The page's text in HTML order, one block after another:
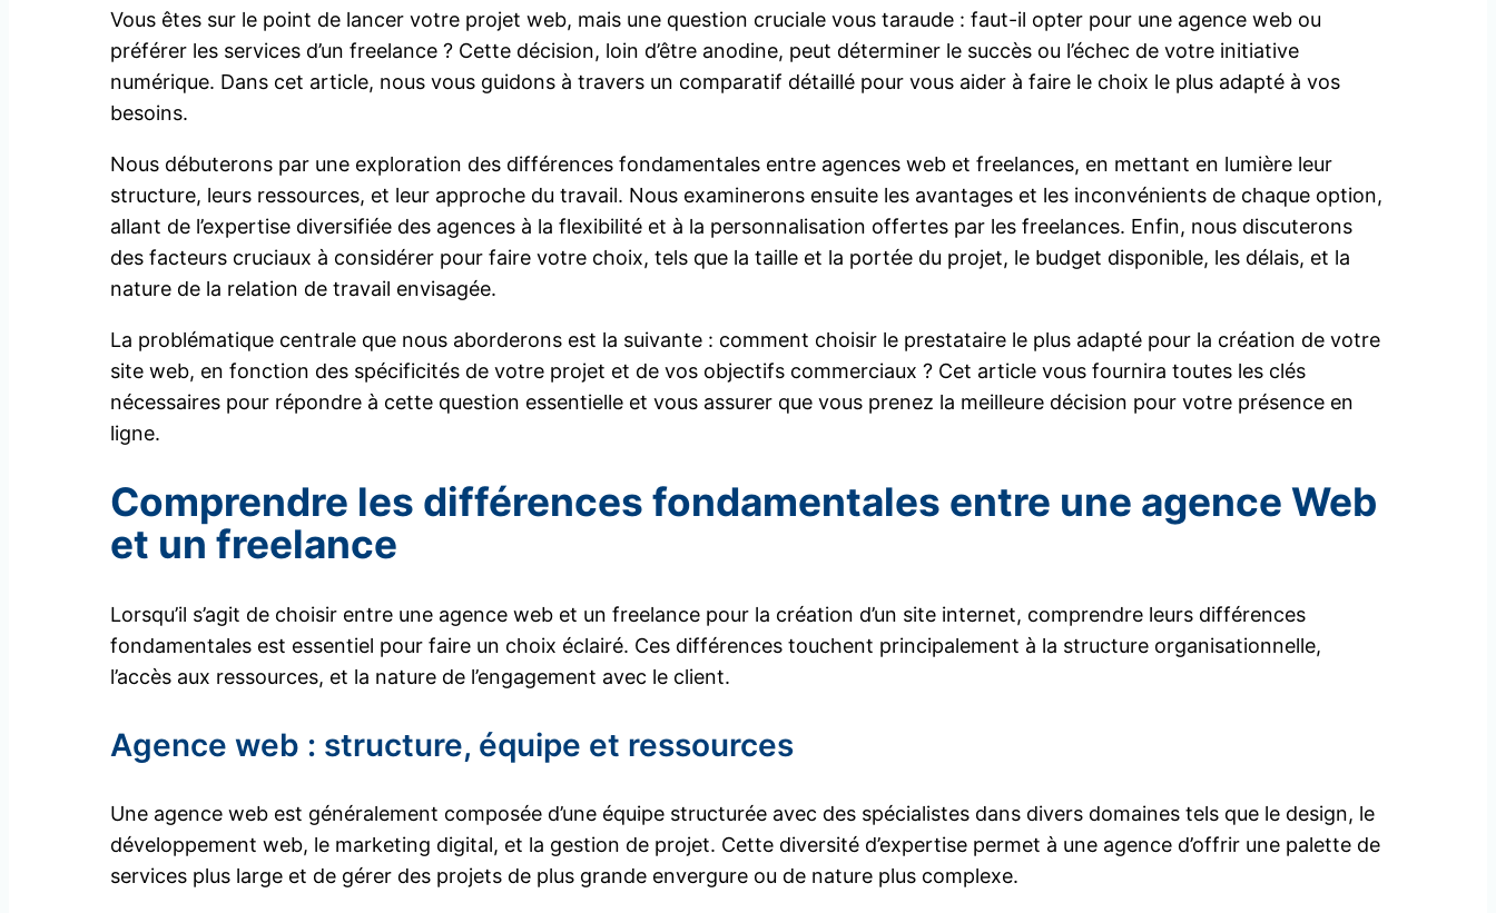
Vous êtes sur le point de lancer votre projet web, mais une question cruciale vous taraude : faut-il opter pour une agence web ou
préférer les services d’un freelance ? Cette décision, loin d’être anodine, peut déterminer le succès ou l’échec de votre initiative
numérique. Dans cet article, nous vous guidons à travers un comparatif détaillé pour vous aider à faire le choix le plus adapté à vos
besoins.
Nous débuterons par une exploration des différences fondamentales entre agences web et freelances, en mettant en lumière leur
structure, leurs ressources, et leur approche du travail. Nous examinerons ensuite les avantages et les inconvénients de chaque option,
allant de l’expertise diversifiée des agences à la flexibilité et à la personnalisation offertes par les freelances. Enfin, nous discuterons
des facteurs cruciaux à considérer pour faire votre choix, tels que la taille et la portée du projet, le budget disponible, les délais, et la
nature de la relation de travail envisagée.
La problématique centrale que nous aborderons est la suivante : comment choisir le prestataire le plus adapté pour la création de votre
site web, en fonction des spécificités de votre projet et de vos objectifs commerciaux ? Cet article vous fournira toutes les clés
nécessaires pour répondre à cette question essentielle et vous assurer que vous prenez la meilleure décision pour votre présence en
ligne.
Comprendre les différences fondamentales entre une agence Web
et un freelance
Lorsqu’il s’agit de choisir entre une agence web et un freelance pour la création d’un site internet, comprendre leurs différences
fondamentales est essentiel pour faire un choix éclairé. Ces différences touchent principalement à la structure organisationnelle,
l’accès aux ressources, et la nature de l’engagement avec le client.
Agence web : structure, équipe et ressources
Une agence web est généralement composée d’une équipe structurée avec des spécialistes dans divers domaines tels que le design, le
développement web, le marketing digital, et la gestion de projet. Cette diversité d’expertise permet à une agence d’offrir une palette de
services plus large et de gérer des projets de plus grande envergure ou de nature plus complexe.